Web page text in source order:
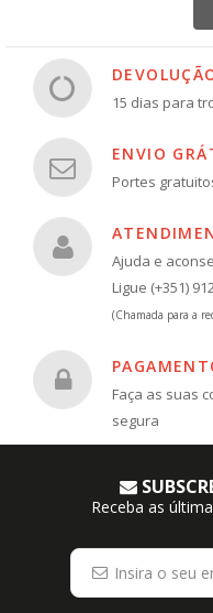
15 dias para
ENVIO
Portes
Ajuda e
Ligue (+351)
(Chamada para a
Faça as suas
segura
Receba as